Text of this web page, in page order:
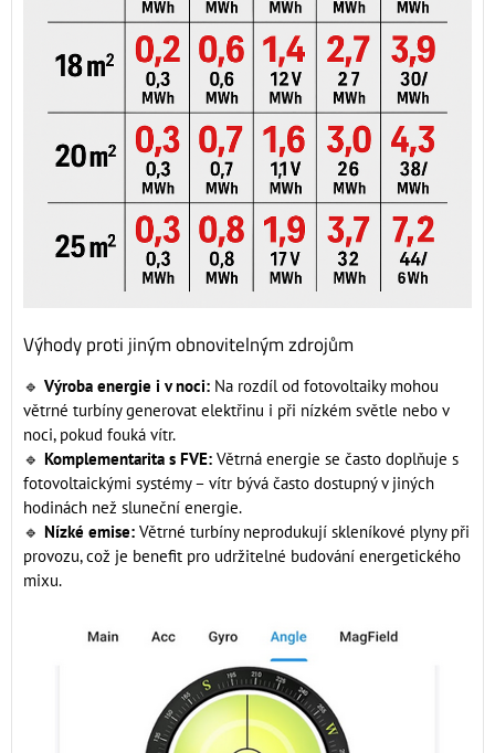
Výhody proti jiným obnovitelným zdrojům
🔹 Výroba energie i v noci: Na rozdíl od fotovoltaiky mohou
větrné turbíny generovat elektřinu i při nízkém světle nebo v
noci, pokud fouká vítr.
🔹 Komplementarita s FVE: Větrná energie se často doplňuje s
fotovoltaickými systémy – vítr bývá často dostupný v jiných
hodinách než sluneční energie.
🔹 Nízké emise: Větrné turbíny neprodukují skleníkové plyny při
provozu, což je benefit pro udržitelné budování energetického
mixu.